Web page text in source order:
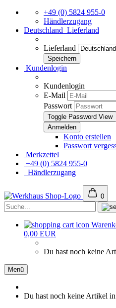
+49 (0) 5824 955-0
Händlerzugang
Deutschland Lieferland
Lieferland
Kundenlogin
Kundenlogin
E-Mail
Passwort
Toggle Password View
Konto erstellen
Passwort
Merkzettel
+49 (0) 5824 955-0
Händlerzugang
0
0,00 EUR
Du hast noch keine
Menü
Du hast noch keine Artikel